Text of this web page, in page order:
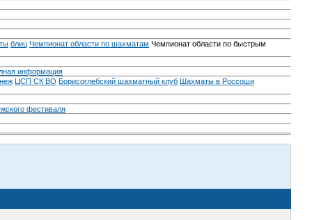
блиц Чемпионат области по шахматам Чемпионат области по быстрым
информация
ЦСП СК ВО Борисоглебский шахматный клуб Шахматы в Россоши
фестиваля